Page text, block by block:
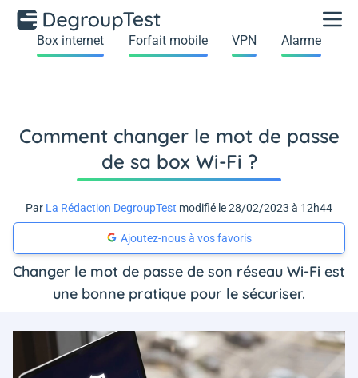
Box internet Forfait mobile VPN Alarme
Comment changer le mot de passe
de sa box Wi-Fi ?
Par La Rédaction DegroupTest modifié le 28/02/2023 à 12h44
Ajoutez-nous à vos favoris
Changer le mot de passe de son réseau Wi-Fi est
une bonne pratique pour le sécuriser.